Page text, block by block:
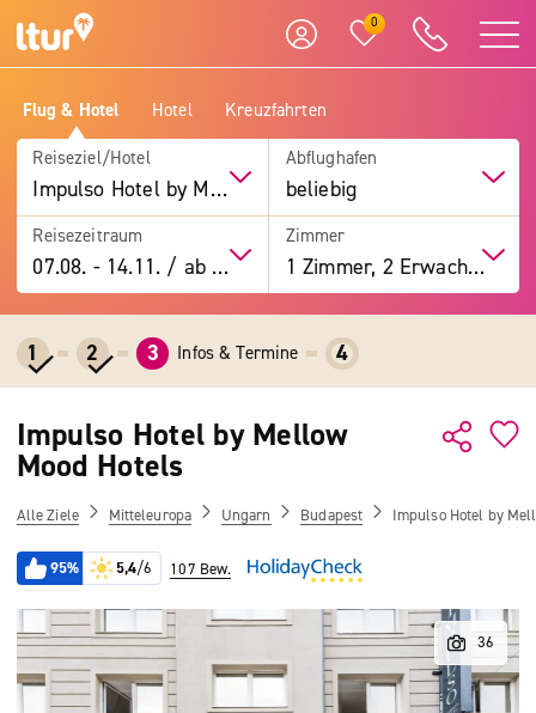
0
Flug & Hotel Hotel Kreuzfahrten
Reiseziel/Hotel
Impulso Hotel by Mellow Mood Hotels
Abflughafen
beliebig
Reisezeitraum
07.08. -14.11. / ab 7 Tage
Zimmer
1 Zimmer, 2 Erwachsene
1 2 3 Infos & Termine 4
Impulso Hotel by Mellow
Mood Hotels
Alle Ziele Mitteleuropa Ungarn Budapest Impulso Hotel by
95% 5,4/6 107 Bew.